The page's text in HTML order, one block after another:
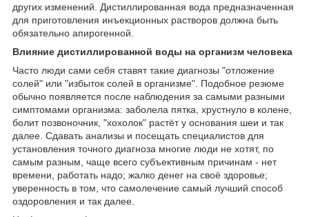
других изменений. Дистиллированная вода предназначенная
для приготовления инъекционных растворов должна быть
обязательно апирогенной.
Влияние дистиллированной воды на организм человека
Часто люди сами себя ставят такие диагнозы "отложение
солей" или "избыток солей в организме". Подобное резюме
обычно появляется после наблюдения за самыми разными
симптомами организма: заболела пятка, хрустнуло в колене,
болит позвоночник, "хохолок" растёт у основания шеи и так
далее. Сдавать анализы и посещать специалистов для
установления точного диагноза многие люди не хотят, по
самым разным, чаще всего субъективным причинам - нет
времени, работать надо; жалко денег на своё здоровье;
уверенность в том, что самолечение самый лучший способ
оздоровления и так далее.